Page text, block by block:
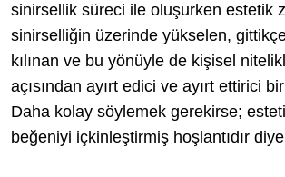
sinirsellik süreci ile oluşurken estetik
sinirselliğin üzerinde yükselen,
kılınan ve bu yönüyle de kişisel
açısından ayırt edici ve ayırt ettirici
Daha kolay söylemek gerekirse;
beğeniyi içkinleştirmiş hoşlantıdır